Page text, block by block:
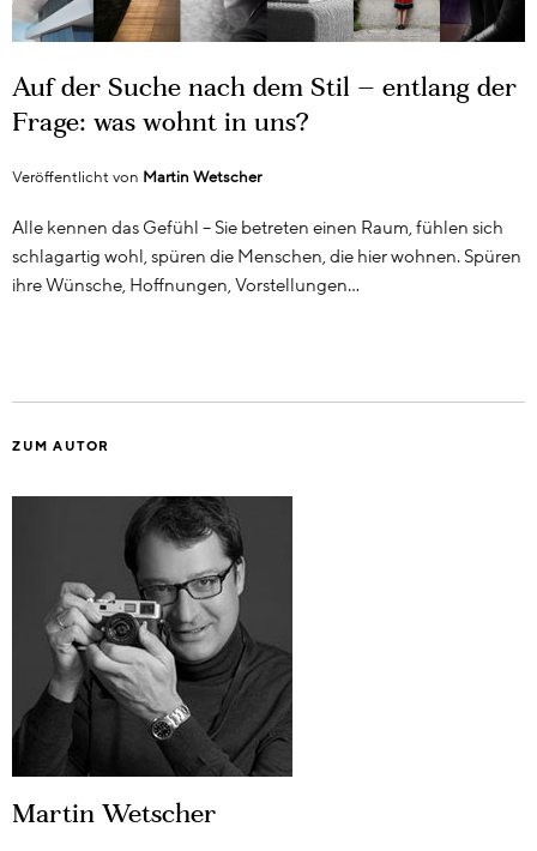
Auf der Suche nach dem Stil – entlang der
Frage: was wohnt in uns?
Veröffentlicht von Martin Wetscher
Alle kennen das Gefühl – Sie betreten einen Raum, fühlen sich
schlagartig wohl, spüren die Menschen, die hier wohnen. Spüren
ihre Wünsche, Hoffnungen, Vorstellungen…
ZUM AUTOR
Martin Wetscher